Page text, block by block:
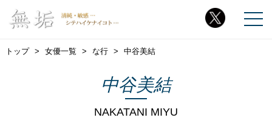
トップ 女優一覧 な行 中谷美結
中谷美結
NAKATANI MIYU